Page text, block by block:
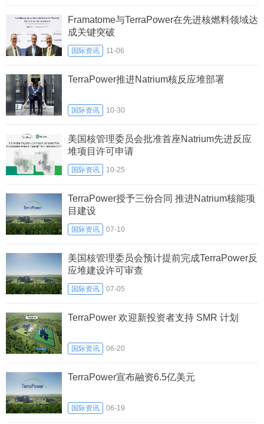
Framatome与TerraPower在先进核燃料领域达
成关键突破
国际资讯 11-06
TerraPower推进Natrium核反应堆部署
国际资讯 10-30
美国核管理委员会批准首座Natrium先进反应
堆项目许可申请
国际资讯 10-25
TerraPower授予三份合同 推进Natrium核能项
目建设
国际资讯 07-10
美国核管理委员会预计提前完成TerraPower反
应堆建设许可审查
国际资讯 07-05
TerraPower 欢迎新投资者支持 SMR 计划
国际资讯 06-20
TerraPower宣布融资6.5亿美元
国际资讯 06-19